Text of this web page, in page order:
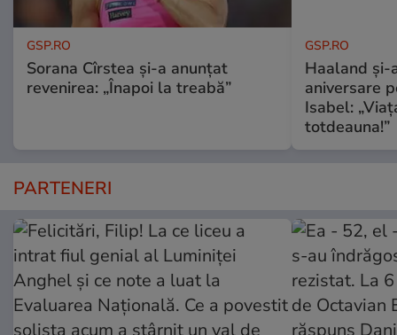
GSP.RO
Sorana Cîrstea și-a anunțat
revenirea: „Înapoi la treabă”
GSP.RO
Haaland
aniversare
Isabel:
totdeauna!”
PARTENERI